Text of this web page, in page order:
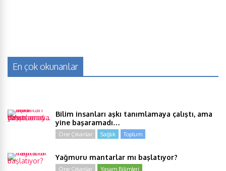
En çok okunanlar
Bilim insanları aşkı tanımlamaya çalıştı, ama
yine başaramadı…
Öne Çıkanlar Sağlık Toplum
Yağmuru mantarlar mı başlatıyor?
Öne Çıkanlar Yaşam Bilimleri